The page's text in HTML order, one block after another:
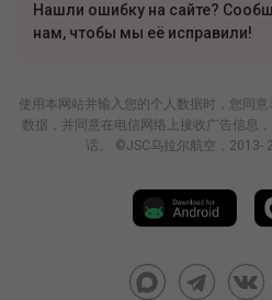
Нашли ошибку на сайте?
нам, чтобы мы её исправили!
使用本网站并输入您的个人数据时，您同
数据，并同意在电信网络上接收广告信息
话。 ©JSC乌拉尔航空，2013-